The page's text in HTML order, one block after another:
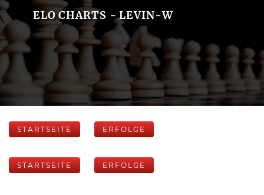
ELO CHARTS - LEVIN-W
STARTSEITE ERFOLGE
STARTSEITE ERFOLGE